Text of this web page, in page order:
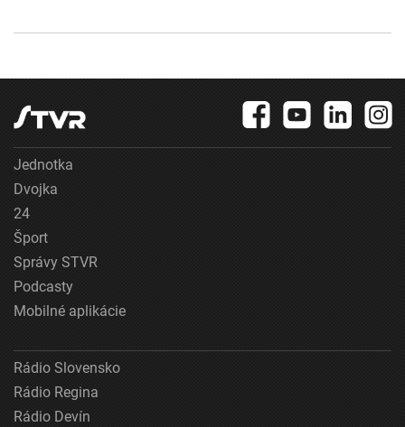
Jednotka
Dvojka
24
Šport
Správy STVR
Podcasty
Mobilné aplikácie
Rádio Slovensko
Rádio Regina
Rádio Devín